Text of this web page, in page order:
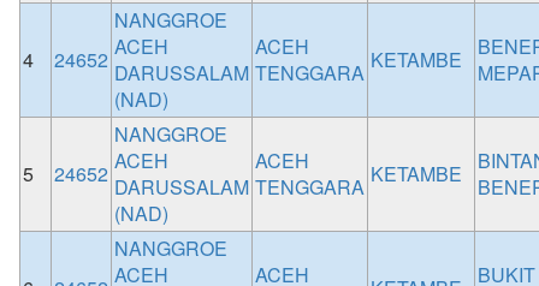
4 24652
NANGGROE
ACEH
DARUSSALAM
(NAD)
ACEH
TENGGARA KETAMBE
5 24652
NANGGROE
ACEH
DARUSSALAM
(NAD)
ACEH
TENGGARA KETAMBE
NANGGROE
ACEH
ACEH
BUKIT